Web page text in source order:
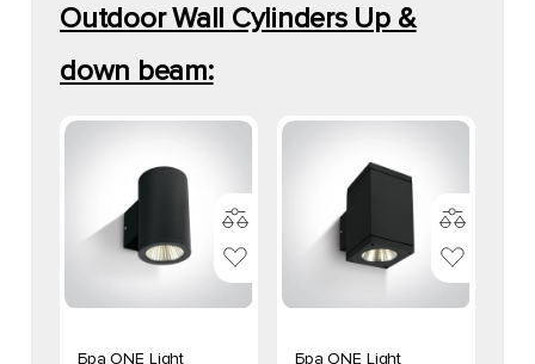
Outdoor Wall Cylinders Up &
down beam:
Бра ONE Light
Бра ONE Light